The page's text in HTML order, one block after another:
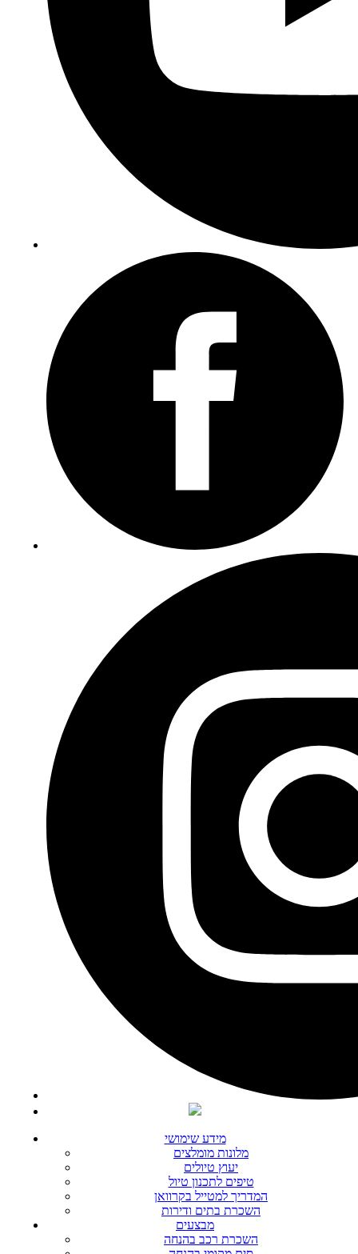
מידע שימושי
מלונות מומלצים
יעוץ טיולים
טיפים לתכנון טיול
המדריך למטייל בקרוואן
השכרת בתים ודירות
מבצעים
השכרת רכב בהנחה